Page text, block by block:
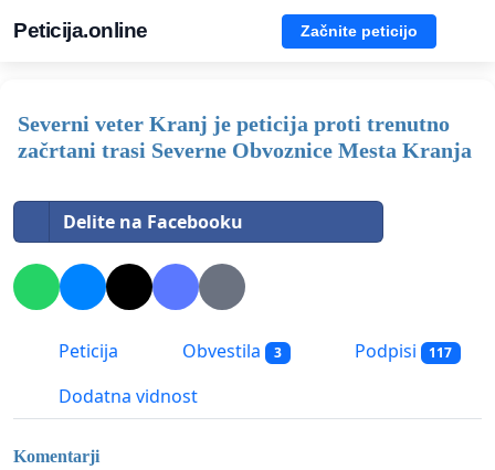
Peticija.online Začnite peticijo
Severni veter Kranj je peticija proti trenutno
začrtani trasi Severne Obvoznice Mesta Kranja
Delite na Facebooku
Peticija Obvestila 3 Podpisi 117
Dodatna vidnost
Komentarji